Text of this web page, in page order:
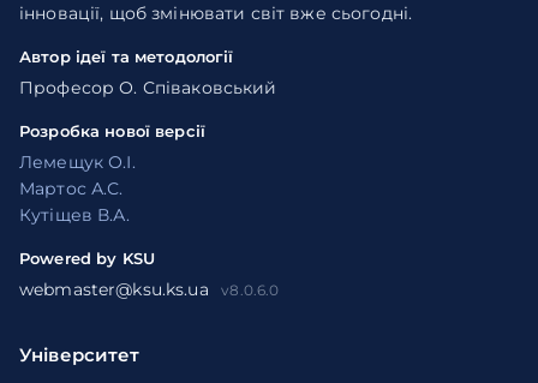
інновації, щоб змінювати світ вже сьогодні.
Автор ідеї та методології
Професор О. Співаковський
Розробка нової версії
Лемещук О.І.
Мартос А.С.
Кутіщев В.А.
Powered by KSU
webmaster@ksu.ks.ua v8.0.6.0
Університет